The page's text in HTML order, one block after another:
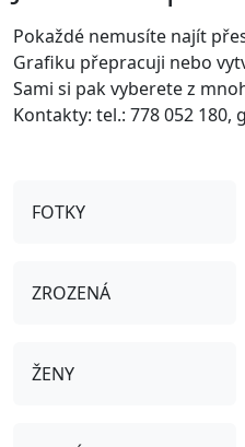
Pokaždé nemusíte najít
Grafiku přepracuji nebo
Sami si pak vyberete z
Kontakty: tel.: 778 052 180,
FOTKY
ZROZENÁ
ŽENY